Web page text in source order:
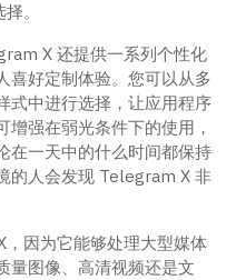
。
X 还提供一系列个性化
喜好定制体验。您可以从多
式中进行选择，让应用程序
强在弱光条件下的使用，
在一天中的什么时间都保持
的人会发现 Telegram X 非
因为它能够处理大型媒体
量图像、高清视频还是文